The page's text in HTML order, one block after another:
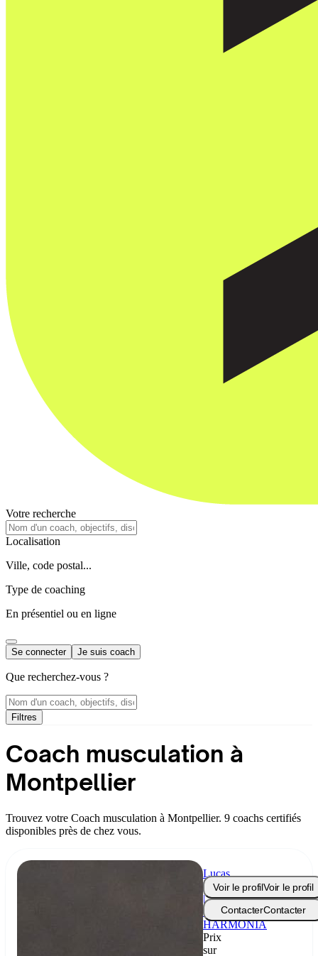
Votre recherche
Localisation
Ville, code postal...
Type de coaching
En présentiel ou en ligne
Se connecter Je suis coach
Que recherchez-vous ?
Filtres
Coach musculation à
Montpellier
Trouvez votre Coach musculation à Montpellier. 9 coachs certifiés
disponibles près de chez vous.
Lucas
Routin
|
Coach
HARMONIA
Prix
sur
Voir le profilVoir le profil
ContacterContacter